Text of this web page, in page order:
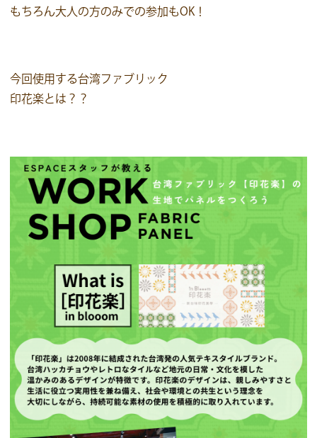
もちろん大人の方のみでの参加もOK！
今回使用する台湾ファブリック
印花楽とは？？